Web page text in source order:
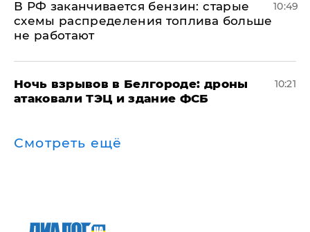
​В РФ заканчивается бензин: старые
схемы распределения топлива больше
не работают
10:49
​Ночь взрывов в Белгороде: дроны
атаковали ТЭЦ и здание ФСБ
10:21
Смотреть ещё